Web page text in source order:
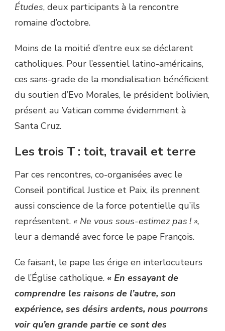
Études, deux participants à la rencontre
romaine d’octobre.
Moins de la moitié d’entre eux se déclarent
catholiques. Pour l’essentiel latino-américains,
ces sans-grade de la mondialisation bénéficient
du soutien d’Evo Morales, le président bolivien,
présent au Vatican comme évidemment à
Santa Cruz.
Les trois T : toit, travail et terre
Par ces rencontres, co-organisées avec le
Conseil pontifical Justice et Paix, ils prennent
aussi conscience de la force potentielle qu’ils
représentent. « Ne vous sous-estimez pas ! »,
leur a demandé avec force le pape François.
Ce faisant, le pape les érige en interlocuteurs
de l’Église catholique. « En essayant de
comprendre les raisons de l’autre, son
expérience, ses désirs ardents, nous pourrons
voir qu’en grande partie ce sont des